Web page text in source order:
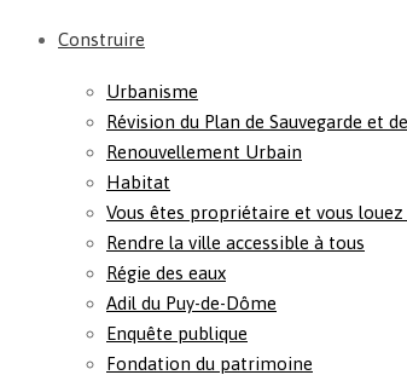
Construire
Urbanisme
Révision du Plan de Sauvegarde et
Renouvellement Urbain
Habitat
Vous êtes propriétaire et vous
Rendre la ville accessible à tous
Régie des eaux
Adil du Puy-de-Dôme
Enquête publique
Fondation du patrimoine